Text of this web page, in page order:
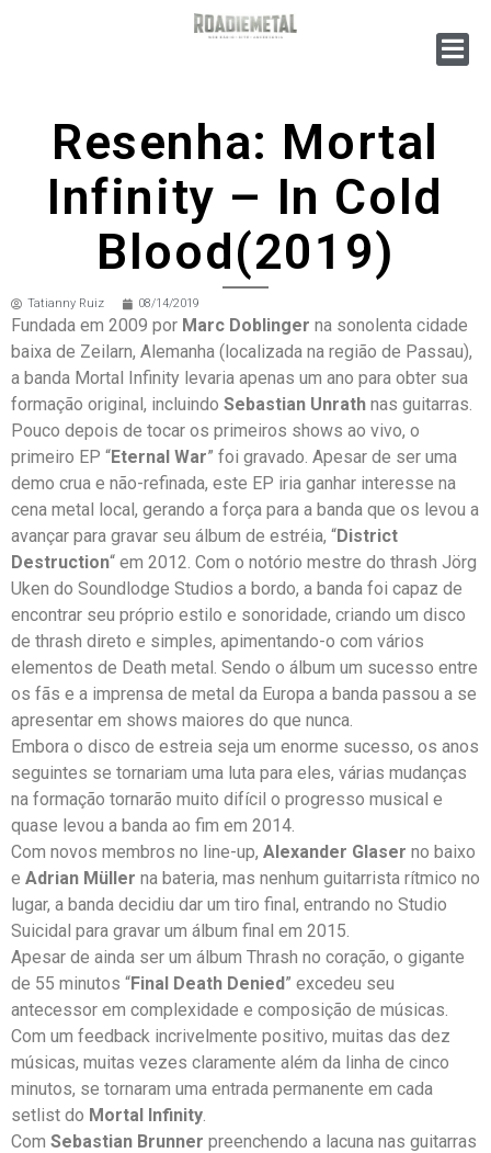
Resenha: Mortal
Infinity – In Cold
Blood(2019)
Tatianny Ruiz 08/14/2019
Fundada em 2009 por Marc Doblinger na sonolenta cidade
baixa de Zeilarn, Alemanha (localizada na região de Passau),
a banda Mortal Infinity levaria apenas um ano para obter sua
formação original, incluindo Sebastian Unrath nas guitarras.
Pouco depois de tocar os primeiros shows ao vivo, o
primeiro EP “Eternal War” foi gravado. Apesar de ser uma
demo crua e não-refinada, este EP iria ganhar interesse na
cena metal local, gerando a força para a banda que os levou a
avançar para gravar seu álbum de estréia, “District
Destruction“ em 2012. Com o notório mestre do thrash Jörg
Uken do Soundlodge Studios a bordo, a banda foi capaz de
encontrar seu próprio estilo e sonoridade, criando um disco
de thrash direto e simples, apimentando-o com vários
elementos de Death metal. Sendo o álbum um sucesso entre
os fãs e a imprensa de metal da Europa a banda passou a se
apresentar em shows maiores do que nunca.
Embora o disco de estreia seja um enorme sucesso, os anos
seguintes se tornariam uma luta para eles, várias mudanças
na formação tornarão muito difícil o progresso musical e
quase levou a banda ao fim em 2014.
Com novos membros no line-up, Alexander Glaser no baixo
e Adrian Müller na bateria, mas nenhum guitarrista rítmico no
lugar, a banda decidiu dar um tiro final, entrando no Studio
Suicidal para gravar um álbum final em 2015.
Apesar de ainda ser um álbum Thrash no coração, o gigante
de 55 minutos “Final Death Denied” excedeu seu
antecessor em complexidade e composição de músicas.
Com um feedback incrivelmente positivo, muitas das dez
músicas, muitas vezes claramente além da linha de cinco
minutos, se tornaram uma entrada permanente em cada
setlist do Mortal Infinity.
Com Sebastian Brunner preenchendo a lacuna nas guitarras